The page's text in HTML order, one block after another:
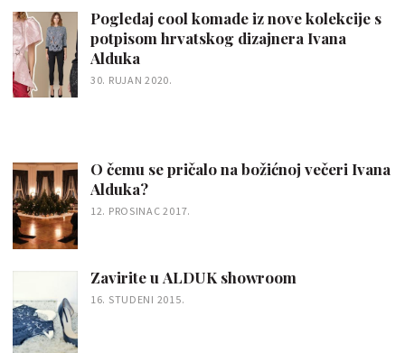
Pogledaj cool komade iz nove kolekcije s
potpisom hrvatskog dizajnera Ivana
Alduka
30. RUJAN 2020.
O čemu se pričalo na božićnoj večeri Ivana
Alduka?
12. PROSINAC 2017.
Zavirite u ALDUK showroom
16. STUDENI 2015.